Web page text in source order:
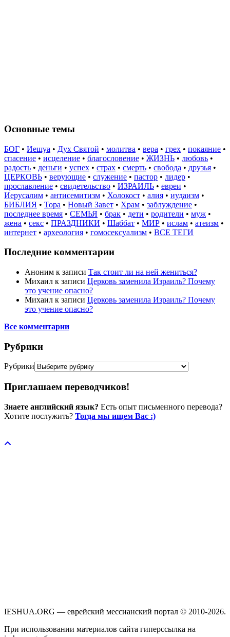
Основные темы
БОГ • Иешуа • Дух Святой • молитва • вера • грех • покаяние •
спасение • исцеление • благословение • ЖИЗНЬ • любовь •
радость • деньги • успех • страх • смерть • свобода • друзья •
ЦЕРКОВЬ • верующие • служение • пастор • лидер •
прославление • свидетельство • ИЗРАИЛЬ • евреи •
Иерусалим • антисемитизм • Холокост • алия • иудаизм •
БИБЛИЯ • Тора • Новый Завет • Храм • заблуждение •
последнее время • СЕМЬЯ • брак • дети • родители • муж •
жена • секс • ПРАЗДНИКИ • Шаббат • МИР • ислам • атеизм •
интернет • археология • гомосексуализм • ВСЕ ТЕГИ
Последние комментарии
Аноним к записи Так стоит ли на ней жениться?
Михаил к записи Церковь заменила Израиль? Почему
это учение опасно?
Михаил к записи Церковь заменила Израиль? Почему
это учение опасно?
Все комментарии
Рубрики
Рубрики
Приглашаем переводчиков!
Знаете английский язык? Есть опыт письменного перевода?
Хотите послужить? Тогда мы ищем Вас :)
IESHUA.ORG — еврейский мессианский портал © 2010-2026.
При использовании материалов сайта гиперссылка на